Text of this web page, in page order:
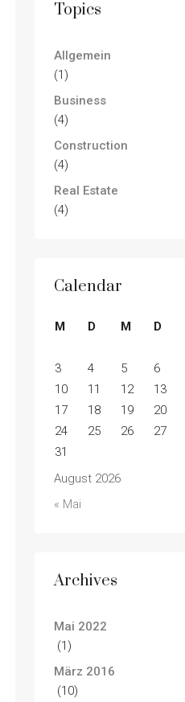
Topics
Allgemein
(1)
Business
(4)
Construction
(4)
Real Estate
(4)
Calendar
August 2026
M D M D
3
4 5 6
10
11 12 13
17
18 19 20
24
25 26 27
31
« Mai
Archives
Mai 2022
(1)
März 2016
(10)